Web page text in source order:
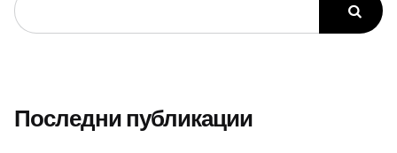
Последни публикации